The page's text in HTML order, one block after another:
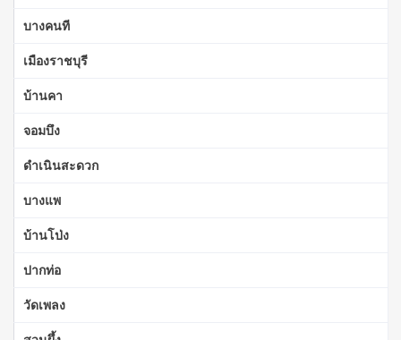
บางคนที
เมืองราชบุรี
บ้านคา
จอมบึง
ดำเนินสะดวก
บางแพ
บ้านโป่ง
ปากท่อ
วัดเพลง